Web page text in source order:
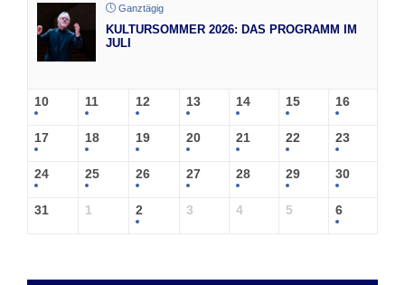
Ganztägig
KULTURSOMMER 2026: DAS PROGRAMM IM
JULI
10 11 12 13 14 15 16
17 18 19 20 21 22 23
24 25 26 27 28 29 30
31 1 2 3 4 5 6